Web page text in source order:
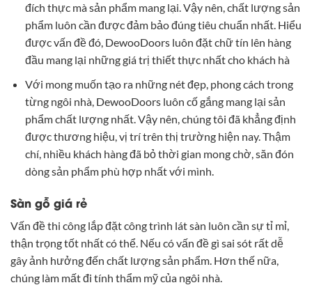
đích thực mà sản phẩm mang lại. Vậy nên, chất lượng sản
phẩm luôn cần được đảm bảo đúng tiêu chuẩn nhất. Hiểu
được vấn đề đó, DewooDoors luôn đặt chữ tín lên hàng
đầu mang lại những giá trị thiết thực nhất cho khách hà
Với mong muốn tạo ra những nét đẹp, phong cách trong
từng ngôi nhà, DewooDoors luôn cố gắng mang lại sản
phẩm chất lượng nhất. Vậy nên, chúng tôi đã khẳng định
được thương hiệu, vị trí trên thị trường hiện nay. Thậm
chí, nhiều khách hàng đã bỏ thời gian mong chờ, săn đón
dòng sản phẩm phù hợp nhất với mình.
Sàn gỗ giá rẻ
Vấn đề thi công lắp đặt công trình lát sàn luôn cần sự tỉ mỉ,
thận trọng tốt nhất có thể. Nếu có vấn đề gì sai sót rất dễ
gây ảnh hưởng đến chất lượng sản phẩm. Hơn thế nữa,
chúng làm mất đi tính thẩm mỹ của ngôi nhà.